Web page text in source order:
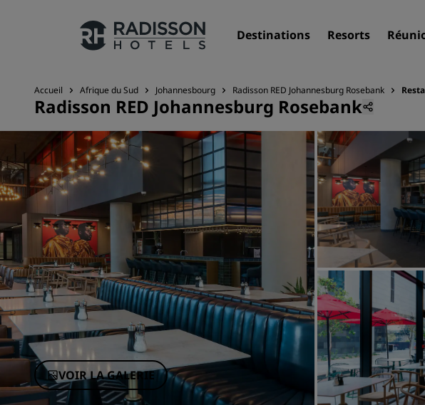
Destinations Resorts
Nos enseignes
Marques Radisson Hotels
Marques affiliées en Chine
Accueil Afrique du Sud Johannesbourg Radisson RED Johannesburg Rosebank
Radisson RED Johannesburg Rosebank
VOIR LA GALERIE